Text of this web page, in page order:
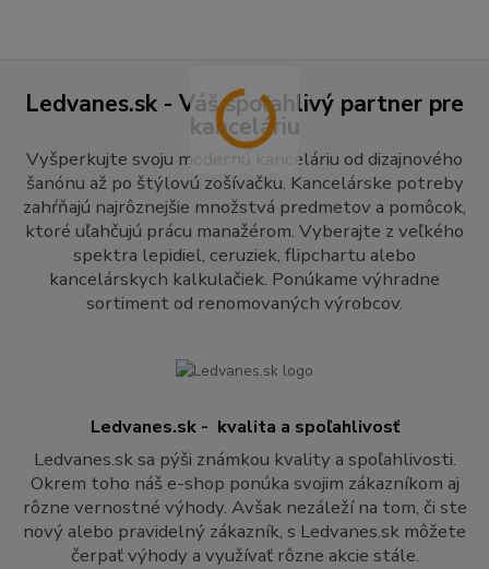
Ledvanes.sk - Váš spoľahlivý partner pre
kanceláriu
Vyšperkujte svoju modernú kanceláriu od dizajnového
šanónu až po štýlovú zošívačku. Kancelárske potreby
zahŕňajú najrôznejšie množstvá predmetov a pomôcok,
ktoré uľahčujú prácu manažérom. Vyberajte z veľkého
spektra lepidiel, ceruziek, flipchartu alebo
kancelárskych kalkulačiek. Ponúkame výhradne
sortiment od renomovaných výrobcov.
Ledvanes.sk - kvalita a spoľahlivosť
Ledvanes.sk sa pýši známkou kvality a spoľahlivosti.
Okrem toho náš e-shop ponúka svojim zákazníkom aj
rôzne vernostné výhody. Avšak nezáleží na tom, či ste
nový alebo pravidelný zákazník, s Ledvanes.sk môžete
čerpať výhody a využívať rôzne akcie stále.